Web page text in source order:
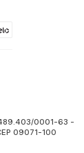
0001-63 -
09071-100